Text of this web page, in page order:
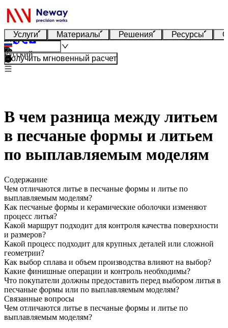
Услуги Материалы Решения Ресурсы
Русский
Получить мгновенный расчет
В чем разница между литьем
в песчаные формы и литьем
по выплавляемым моделям
Содержание
Чем отличаются литье в песчаные формы и литье по
выплавляемым моделям?
Как песчаные формы и керамические оболочки изменяют
процесс литья?
Какой маршрут подходит для контроля качества поверхности
и размеров?
Какой процесс подходит для крупных деталей или сложной
геометрии?
Как выбор сплава и объем производства влияют на выбор?
Какие финишные операции и контроль необходимы?
Что покупатели должны предоставить перед выбором литья в
песчаные формы или по выплавляемым моделям?
Связанные вопросы
Чем отличаются литье в песчаные формы и литье по
выплавляемым моделям?